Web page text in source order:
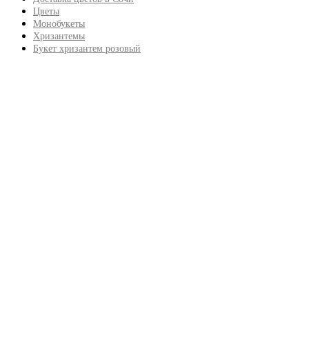
Цветы
Монобукеты
Хризантемы
Букет хризантем розовый